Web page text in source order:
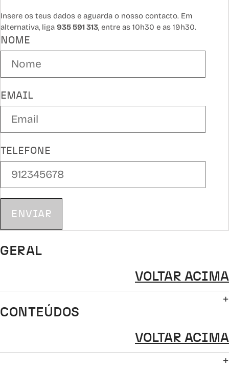
Insere os teus dados e aguarda o nosso contacto. Em
alternativa, liga 935 591 313, entre as 10h30 e as 19h30.
NOME
EMAIL
TELEFONE
ENVIAR
GERAL
VOLTAR ACIMA
CONTEÚDOS
VOLTAR ACIMA